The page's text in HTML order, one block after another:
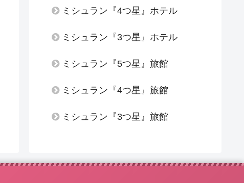
ミシュラン『4つ星』ホテル
ミシュラン『3つ星』ホテル
ミシュラン『5つ星』旅館
ミシュラン『4つ星』旅館
ミシュラン『3つ星』旅館